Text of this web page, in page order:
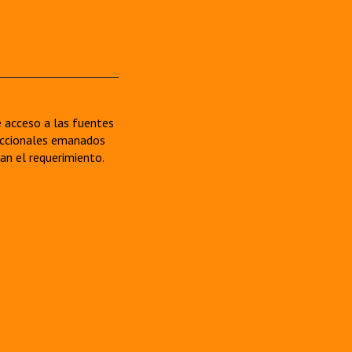
acceso a las fuentes
emanados
el requerimiento.